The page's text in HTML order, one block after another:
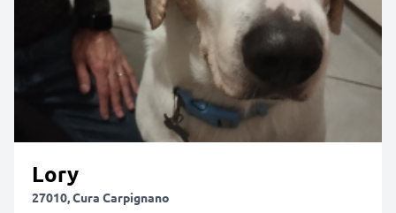
Lory
27010, Cura Carpignano